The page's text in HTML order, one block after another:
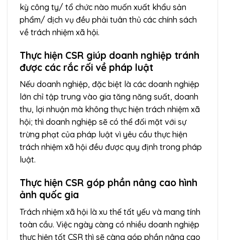
kỳ công ty/ tổ chức nào muốn xuất khẩu sản
phẩm/ dịch vụ đều phải tuân thủ các chính sách
về trách nhiệm xã hội.
Thực hiện CSR giúp doanh nghiệp tránh
được các rắc rối về pháp luật
Nếu doanh nghiệp, đặc biệt là các doanh nghiệp
lớn chỉ tập trung vào gia tăng năng suất, doanh
thu, lợi nhuận mà không thực hiện trách nhiệm xã
hội; thì doanh nghiệp sẽ có thể đối mặt với sự
trừng phạt của pháp luật vì yêu cầu thực hiện
trách nhiệm xã hội đều được quy định trong pháp
luật.
Thực hiện CSR góp phần nâng cao hình
ảnh quốc gia
Trách nhiệm xã hội là xu thế tất yếu và mang tính
toàn cầu. Việc ngày càng có nhiều doanh nghiệp
thực hiện tốt CSR thì sẽ càng góp phần nâng cao